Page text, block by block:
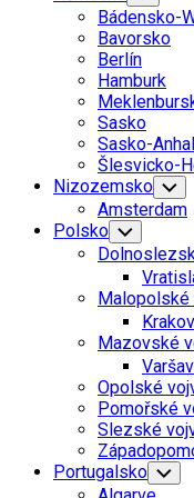
Child
Menu
Bádensko-
Bavorsko
Berlín
Hamburk
Sasko
Sasko-
Šlesvicko-
Nizozemsko Toggle
Child
Menu
Amsterdam
Polsko Toggle
Child
Menu
Krakov
Mazovské
Opolské
Pomořské
Slezské
Portugalsko Toggle
Child